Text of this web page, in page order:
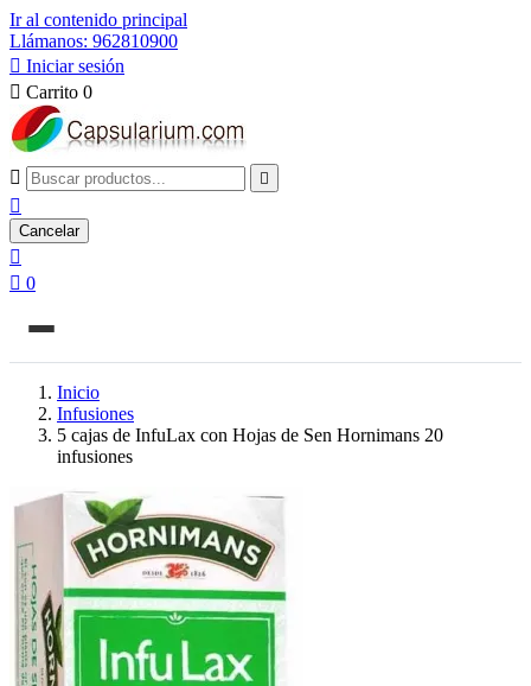
Ir al contenido principal
Llámanos: 962810900
 Iniciar sesión
 Carrito 0
 

Cancelar

 0
Inicio
Infusiones
5 cajas de InfuLax con Hojas de Sen Hornimans 20
infusiones